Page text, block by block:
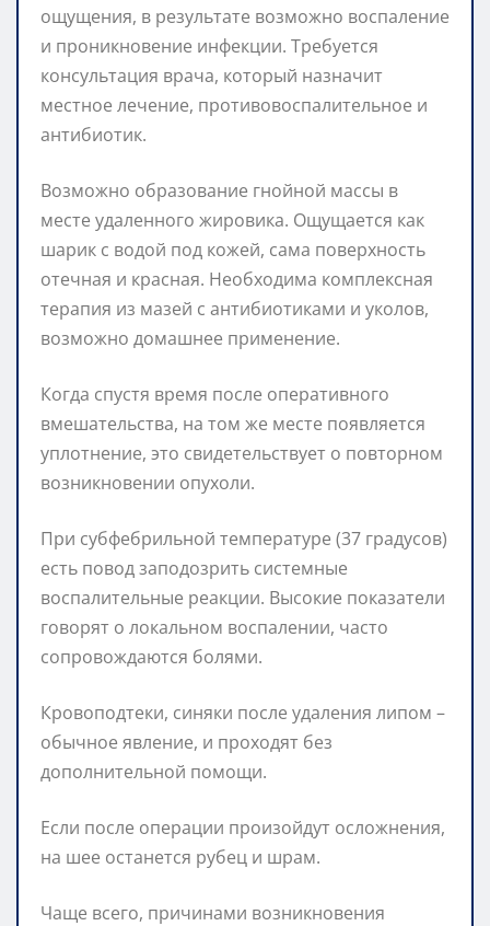
ощущения, в результате возможно воспаление
и проникновение инфекции. Требуется
консультация врача, который назначит
местное лечение, противовоспалительное и
антибиотик.
Возможно образование гнойной массы в
месте удаленного жировика. Ощущается как
шарик с водой под кожей, сама поверхность
отечная и красная. Необходима комплексная
терапия из мазей с антибиотиками и уколов,
возможно домашнее применение.
Когда спустя время после оперативного
вмешательства, на том же месте появляется
уплотнение, это свидетельствует о повторном
возникновении опухоли.
При субфебрильной температуре (37 градусов)
есть повод заподозрить системные
воспалительные реакции. Высокие показатели
говорят о локальном воспалении, часто
сопровождаются болями.
Кровоподтеки, синяки после удаления липом –
обычное явление, и проходят без
дополнительной помощи.
Если после операции произойдут осложнения,
на шее останется рубец и шрам.
Чаще всего, причинами возникновения